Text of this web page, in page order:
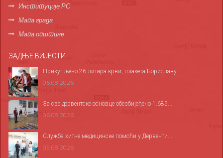
Институције РС
Мапа града
Мапа општине
ЗАДЊЕ ВИЈЕСТИ
Прикупљено 26 литара крви, плакета Бориславу...
06.08.2026
За све дервентске основце обезбијеђено 1.685...
06.08.2026
Служба хитне медицинске помоћи у Дервенти...
05.08.2026